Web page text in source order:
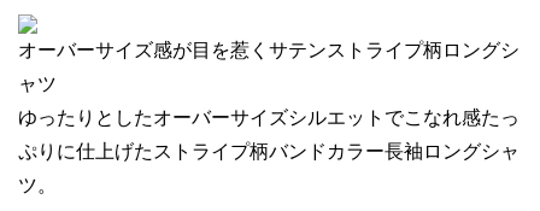
オーバーサイズ感が目を惹くサテンストライプ柄ロングシ
ャツ
ゆったりとしたオーバーサイズシルエットでこなれ感たっ
ぷりに仕上げたストライプ柄バンドカラー長袖ロングシャ
ツ。